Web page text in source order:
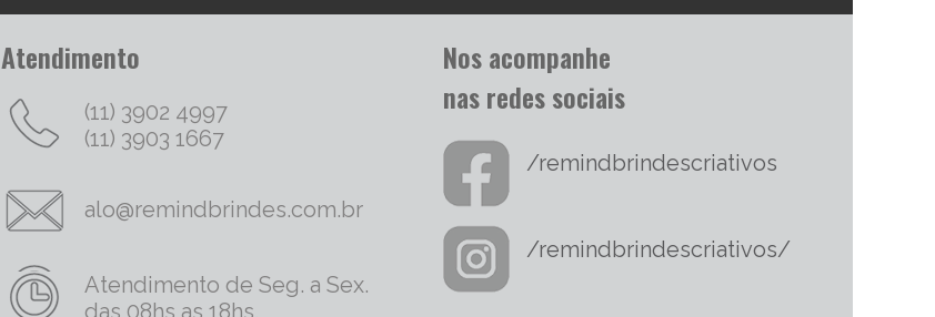
Atendimento
(11) 3902 4997
(11) 3903 1667
alo@remindbrindes.com.br
Atendimento de Seg. a Sex.
Nos acompanhe
nas redes sociais
/remindbrindescriativos
/remindbrindescriativos/